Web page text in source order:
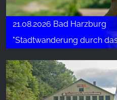
21.08.2026 Bad Harzburg
"Stadtwanderung durch das